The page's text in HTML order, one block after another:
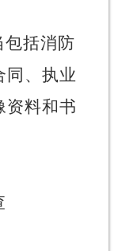
包括消防
同、执业
资料和书